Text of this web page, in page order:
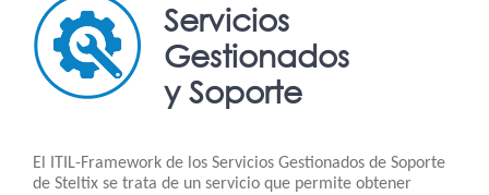
Servicios
Gestionados
y Soporte
El ITIL-Framework de los Servicios Gestionados de Soporte
de Steltix se trata de un servicio que permite obtener